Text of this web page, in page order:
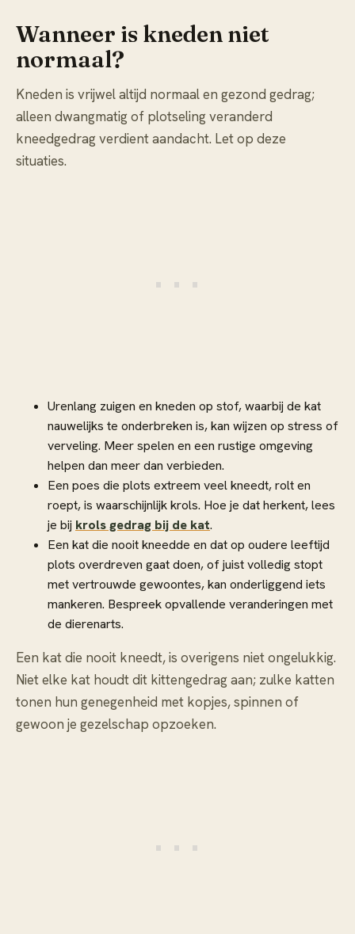
Wanneer is kneden niet
normaal?
Kneden is vrijwel altijd normaal en gezond gedrag;
alleen dwangmatig of plotseling veranderd
kneedgedrag verdient aandacht. Let op deze
situaties.
Urenlang zuigen en kneden op stof, waarbij de kat
nauwelijks te onderbreken is, kan wijzen op stress of
verveling. Meer spelen en een rustige omgeving
helpen dan meer dan verbieden.
Een poes die plots extreem veel kneedt, rolt en
roept, is waarschijnlijk krols. Hoe je dat herkent, lees
je bij krols gedrag bij de kat.
Een kat die nooit kneedde en dat op oudere leeftijd
plots overdreven gaat doen, of juist volledig stopt
met vertrouwde gewoontes, kan onderliggend iets
mankeren. Bespreek opvallende veranderingen met
de dierenarts.
Een kat die nooit kneedt, is overigens niet ongelukkig.
Niet elke kat houdt dit kittengedrag aan; zulke katten
tonen hun genegenheid met kopjes, spinnen of
gewoon je gezelschap opzoeken.